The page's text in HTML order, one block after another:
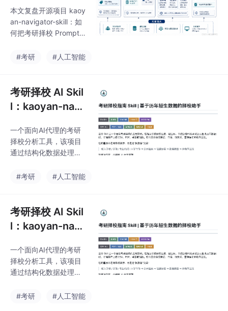
结合等因素。绘制损失
函数和准确率曲线：我
们展示了如何使用 mat
中的损失函数和准确率
分的效果。数据科学代
码实
本文复盘开源项目 kaoy
an-navigator-skill：如
何把考研择校 Prompt
KILL.md、reference
拟录取名单分析流程。
#考研 #人工智能
考研择校 AI Skil
l：kaoyan-navi
一个面向AI代理的考研
择校分析工具，该项目
通过结构化数据处理解
题。核心功能包括：自
效性）、分析缩招/推免
挤压等风险信号，并生
成冲稳保建议。工具强
证据分级和置信度评
估，而非简单预测。开
发者可通过CSV导入数
功能，支持Codex等AI
#考研 #人工智能
考研择校 AI Skil
l：kaoyan-navi
一个面向AI代理的考研
择校分析工具，该项目
通过结构化数据处理解
题。核心功能包括：自
#考研 #人工智能